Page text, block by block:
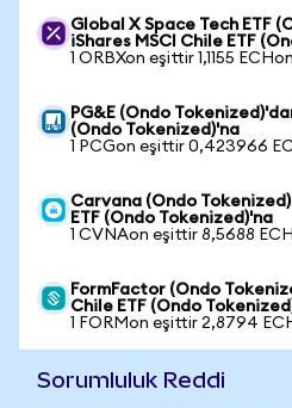
Global X Space Tech ETF
iShares MSCI Chile ETF
1 ORBXon eşittir 1,1155 ECHon
PG&E (Ondo
(Ondo Tokenized)'na
1 PCGon eşittir 0,423966
Carvana (Ondo
ETF (Ondo Tokenized)'na
1 CVNAon eşittir 8,5688
FormFactor (Ondo
Chile ETF (Ondo
1 FORMon eşittir 2,8794
Sorumluluk Reddi